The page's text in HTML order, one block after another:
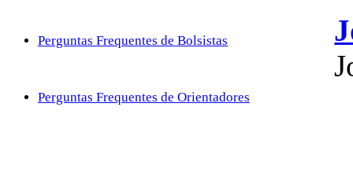
Perguntas Frequentes de Bolsistas
Perguntas Frequentes de Orientadores